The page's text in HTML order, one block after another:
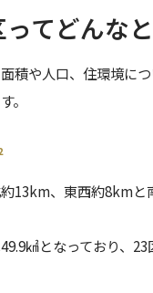
てどんな
積や人口、住環境に
。
13km、東西約8kmと
㎢となっており、